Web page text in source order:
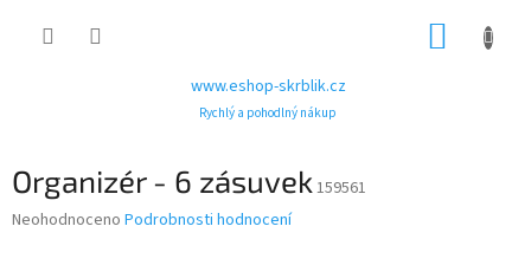
www.eshop-skrblik.cz
Rychlý a pohodlný nákup
Organizér - 6 zásuvek 159561
Průměrné
Neohodnoceno Podrobnosti hodnocení